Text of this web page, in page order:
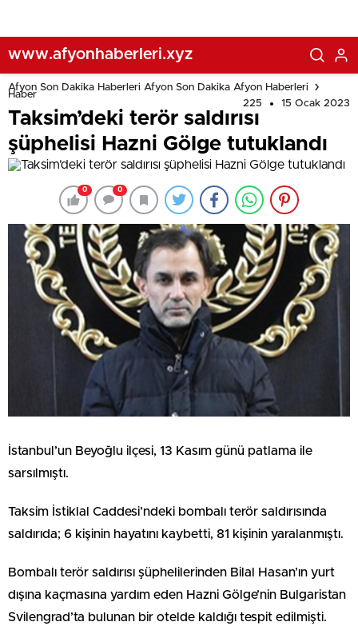
www.afyonhaberleri.xyz
Afyon Son Dakika Haberleri Afyon Son Dakika Afyon Haberleri
Haber
225
15 Ocak 2023
Taksim’deki terör saldırısı
şüphelisi Hazni Gölge tutuklandı
0 0
İstanbul’un Beyoğlu ilçesi, 13 Kasım günü patlama ile
sarsılmıştı.
Taksim İstiklal Caddesi’ndeki bombalı terör saldırısında
saldırıda; 6 kişinin hayatını kaybetti, 81 kişinin yaralanmıştı.
Bombalı terör saldırısı şüphelilerinden Bilal Hasan’ın yurt
dışına kaçmasına yardım eden Hazni Gölge’nin Bulgaristan
Svilengrad’ta bulunan bir otelde kaldığı tespit edilmişti.